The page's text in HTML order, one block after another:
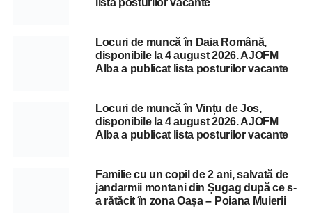
lista posturilor vacante
Locuri de muncă în Daia Română,
disponibile la 4 august 2026. AJOFM
Alba a publicat lista posturilor vacante
Locuri de muncă în Vințu de Jos,
disponibile la 4 august 2026. AJOFM
Alba a publicat lista posturilor vacante
Familie cu un copil de 2 ani, salvată de
jandarmii montani din Șugag după ce s-
a rătăcit în zona Oașa – Poiana Muierii